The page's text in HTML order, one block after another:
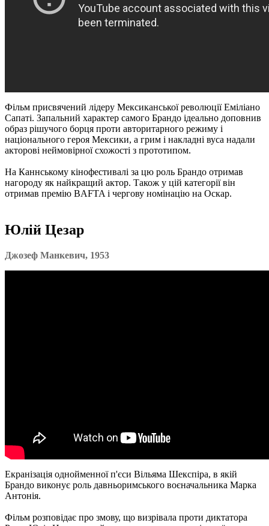
Фільм присвячений лідеру Мексиканської революції Еміліано
Сапаті. Запальний характер самого Брандо ідеально доповнив
образ рішучого борця проти авторитарного режиму і
національного героя Мексики, а грим і накладні вуса надали
акторові неймовірної схожості з прототипом.
На Каннському кінофестивалі за цю роль Брандо отримав
нагороду як найкращий актор. Також у цій категорії він
отримав премію BAFTA і чергову номінацію на Оскар.
Юлій Цезар
Джозеф Манкевич, 1953
Екранізація однойменної п'єси Вільяма Шекспіра, в якій
Брандо виконує роль давньоримського воєначальника Марка
Антонія.
Фільм розповідає про змову, що визрівала проти диктатора